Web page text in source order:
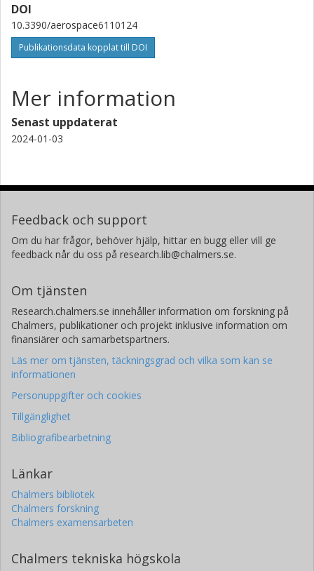
DOI
10.3390/aerospace6110124
Publikationsdata kopplat till DOI
Mer information
Senast uppdaterat
2024-01-03
Feedback och support
Om du har frågor, behöver hjälp, hittar en bugg eller vill ge
feedback når du oss på research.lib@chalmers.se.
Om tjänsten
Research.chalmers.se innehåller information om forskning på
Chalmers, publikationer och projekt inklusive information om
finansiärer och samarbetspartners.
Läs mer om tjänsten, täckningsgrad och vilka som kan se
informationen
Personuppgifter och cookies
Tillgänglighet
Bibliografibearbetning
Länkar
Chalmers bibliotek
Chalmers forskning
Chalmers examensarbeten
Chalmers tekniska högskola